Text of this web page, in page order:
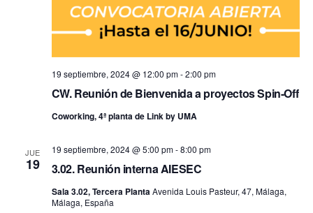
CW. Reunión de Bienvenida a proyectos Spin-Off
19 septiembre, 2024 @ 12:00 pm-2:00 pm
Coworking, 4ª planta de Link by UMA
JUE
19 3.02. Reunión interna AIESEC
19 septiembre, 2024 @ 5:00 pm-8:00 pm
Sala 3.02, Tercera PlantaAvenida Louis Pasteur, 47, Málaga,
Málaga, España